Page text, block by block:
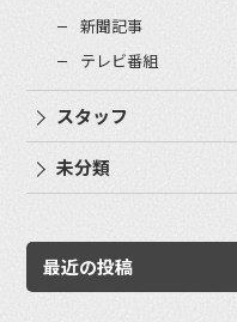
新聞記事
テレビ番組
スタッフ
未分類
最近の投稿